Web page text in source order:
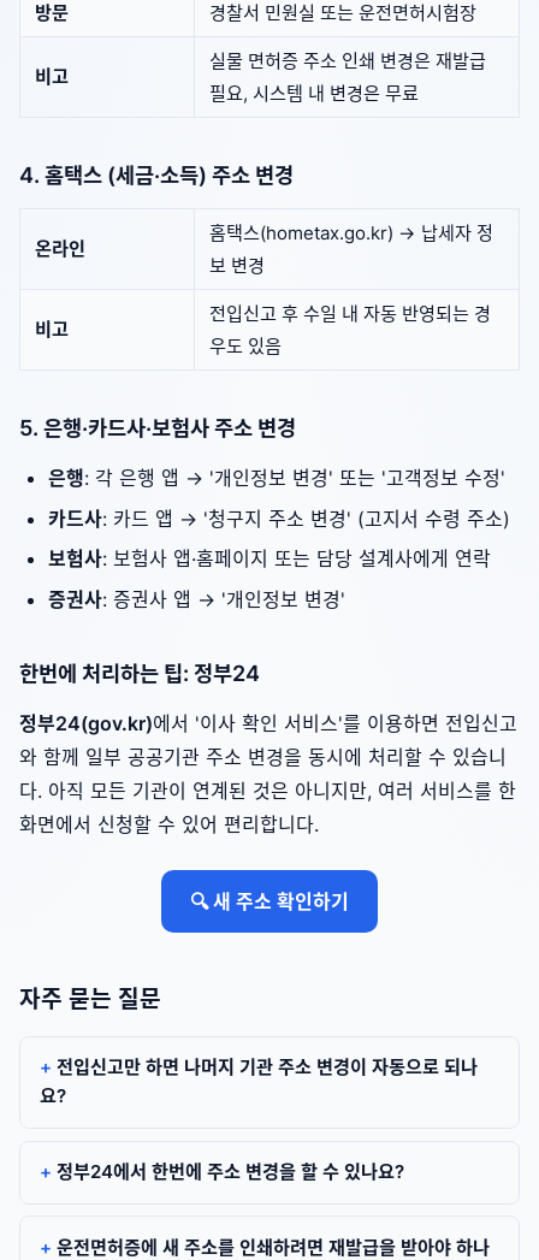
방문 경찰서 민원실 또는 운전면허시험장
비고
실물 면허증 주소 인쇄 변경은 재발급
필요, 시스템 내 변경은 무료
4. 홈택스 (세금·소득) 주소 변경
온라인
홈택스(hometax.go.kr) → 납세자 정
보 변경
비고
전입신고 후 수일 내 자동 반영되는 경
우도 있음
5. 은행·카드사·보험사 주소 변경
은행: 각 은행 앱 → '개인정보 변경' 또는 '고객정보 수정'
카드사: 카드 앱 → '청구지 주소 변경' (고지서 수령 주소)
보험사: 보험사 앱·홈페이지 또는 담당 설계사에게 연락
증권사: 증권사 앱 → '개인정보 변경'
한번에 처리하는 팁: 정부24
정부24(gov.kr)에서 '이사 확인 서비스'를 이용하면 전입신고
와 함께 일부 공공기관 주소 변경을 동시에 처리할 수 있습니
다. 아직 모든 기관이 연계된 것은 아니지만, 여러 서비스를 한
화면에서 신청할 수 있어 편리합니다.
🔍 새 주소 확인하기
자주 묻는 질문
전입신고만 하면 나머지 기관 주소 변경이 자동으로 되나
요?
정부24에서 한번에 주소 변경을 할 수 있나요?
운전면허증에 새 주소를 인쇄하려면 재발급을 받아야 하나